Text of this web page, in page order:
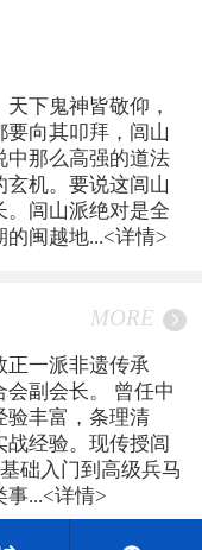
下鬼神皆敬仰，
向其叩拜，闾山
中那么高强的道法
机。要说这闾山
。闾山派绝对是全
闽越地...<详情>
MORE
正一派非遗传承
会副会长。 曾任中
验丰富，条理清
战经验。现传授闾
础入门到高级兵马
事...<详情>